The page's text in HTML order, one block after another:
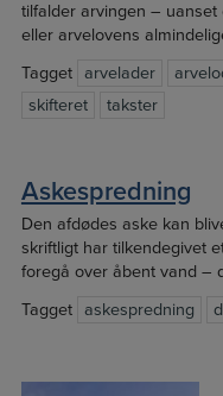
tilfalder arvingen –
eller arvelovens
Tagget arvelader
skifteret
takster
Askespredning
Den afdødes aske kan
skriftligt har tilkendegivet
foregå over åbent vand –
Tagget askespredning